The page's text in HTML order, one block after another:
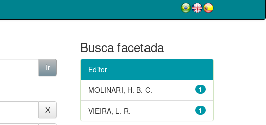
Busca facetada
Editor
1
MOLINARI, H. B. C.
1
VIEIRA, L. R.